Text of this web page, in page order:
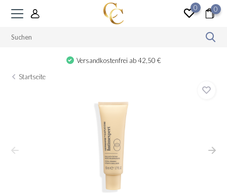
0 0
Versandkostenfrei ab 42,50 €
Startseite